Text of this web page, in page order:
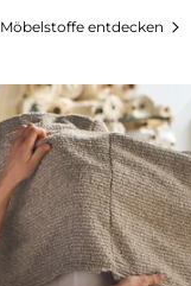
Möbelstoffe entdecken